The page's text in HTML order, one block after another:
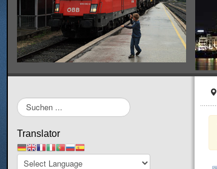
Suchen
...
Translator